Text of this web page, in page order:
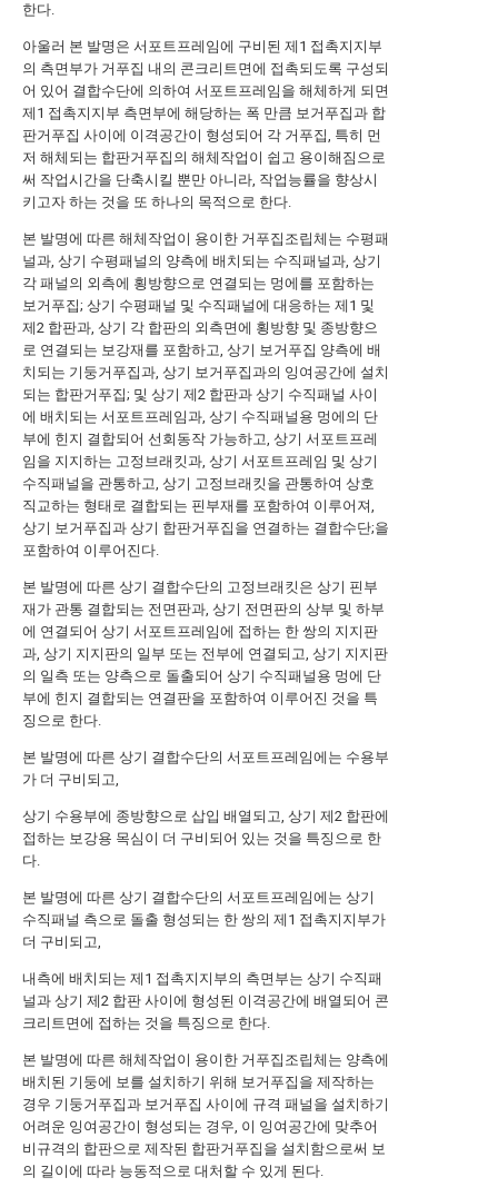
한다.
아울러 본 발명은 서포트프레임에 구비된 제1 접촉지지부
의 측면부가 거푸집 내의 콘크리트면에 접촉되도록 구성되
어 있어 결합수단에 의하여 서포트프레임을 해체하게 되면
제1 접촉지지부 측면부에 해당하는 폭 만큼 보거푸집과 합
판거푸집 사이에 이격공간이 형성되어 각 거푸집, 특히 먼
저 해체되는 합판거푸집의 해체작업이 쉽고 용이해짐으로
써 작업시간을 단축시킬 뿐만 아니라, 작업능률을 향상시
키고자 하는 것을 또 하나의 목적으로 한다.
본 발명에 따른 해체작업이 용이한 거푸집조립체는 수평패
널과, 상기 수평패널의 양측에 배치되는 수직패널과, 상기
각 패널의 외측에 횡방향으로 연결되는 멍에를 포함하는
보거푸집; 상기 수평패널 및 수직패널에 대응하는 제1 및
제2 합판과, 상기 각 합판의 외측면에 횡방향 및 종방향으
로 연결되는 보강재를 포함하고, 상기 보거푸집 양측에 배
치되는 기둥거푸집과, 상기 보거푸집과의 잉여공간에 설치
되는 합판거푸집; 및 상기 제2 합판과 상기 수직패널 사이
에 배치되는 서포트프레임과, 상기 수직패널용 멍에의 단
부에 힌지 결합되어 선회동작 가능하고, 상기 서포트프레
임을 지지하는 고정브래킷과, 상기 서포트프레임 및 상기
수직패널을 관통하고, 상기 고정브래킷을 관통하여 상호
직교하는 형태로 결합되는 핀부재를 포함하여 이루어져,
상기 보거푸집과 상기 합판거푸집을 연결하는 결합수단;을
포함하여 이루어진다.
본 발명에 따른 상기 결합수단의 고정브래킷은 상기 핀부
재가 관통 결합되는 전면판과, 상기 전면판의 상부 및 하부
에 연결되어 상기 서포트프레임에 접하는 한 쌍의 지지판
과, 상기 지지판의 일부 또는 전부에 연결되고, 상기 지지판
의 일측 또는 양측으로 돌출되어 상기 수직패널용 멍에 단
부에 힌지 결합되는 연결판을 포함하여 이루어진 것을 특
징으로 한다.
본 발명에 따른 상기 결합수단의 서포트프레임에는 수용부
가 더 구비되고,
상기 수용부에 종방향으로 삽입 배열되고, 상기 제2 합판에
접하는 보강용 목심이 더 구비되어 있는 것을 특징으로 한
다.
본 발명에 따른 상기 결합수단의 서포트프레임에는 상기
수직패널 측으로 돌출 형성되는 한 쌍의 제1 접촉지지부가
더 구비되고,
내측에 배치되는 제1 접촉지지부의 측면부는 상기 수직패
널과 상기 제2 합판 사이에 형성된 이격공간에 배열되어 콘
크리트면에 접하는 것을 특징으로 한다.
본 발명에 따른 해체작업이 용이한 거푸집조립체는 양측에
배치된 기둥에 보를 설치하기 위해 보거푸집을 제작하는
경우 기둥거푸집과 보거푸집 사이에 규격 패널을 설치하기
어려운 잉여공간이 형성되는 경우, 이 잉여공간에 맞추어
비규격의 합판으로 제작된 합판거푸집을 설치함으로써 보
의 길이에 따라 능동적으로 대처할 수 있게 된다.